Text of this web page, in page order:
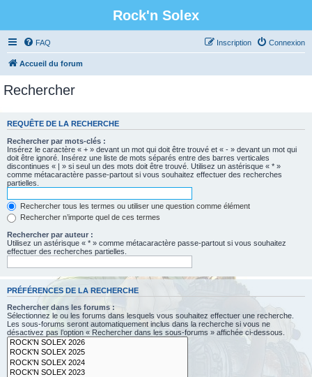
Rock'n Solex
FAQ Connexion
Inscription
Accueil du forum
Rechercher
REQUÊTE DE LA RECHERCHE
Rechercher par mots-clés :
Insérez le caractère « + » devant un mot qui doit être trouvé et « - » devant un mot qui
doit être ignoré. Insérez une liste de mots séparés entre des barres verticales
discontinues « | » si seul un des mots doit être trouvé. Utilisez un astérisque « * »
comme métacaractère passe-partout si vous souhaitez effectuer des recherches
partielles.
Rechercher tous les termes ou utiliser une question comme élément
Rechercher n’importe quel de ces termes
Rechercher par auteur :
Utilisez un astérisque « * » comme métacaractère passe-partout si vous souhaitez
effectuer des recherches partielles.
PRÉFÉRENCES DE LA RECHERCHE
Rechercher dans les forums :
Sélectionnez le ou les forums dans lesquels vous souhaitez effectuer une recherche.
Les sous-forums seront automatiquement inclus dans la recherche si vous ne
désactivez pas l’option « Rechercher dans les sous-forums » affichée ci-dessous.